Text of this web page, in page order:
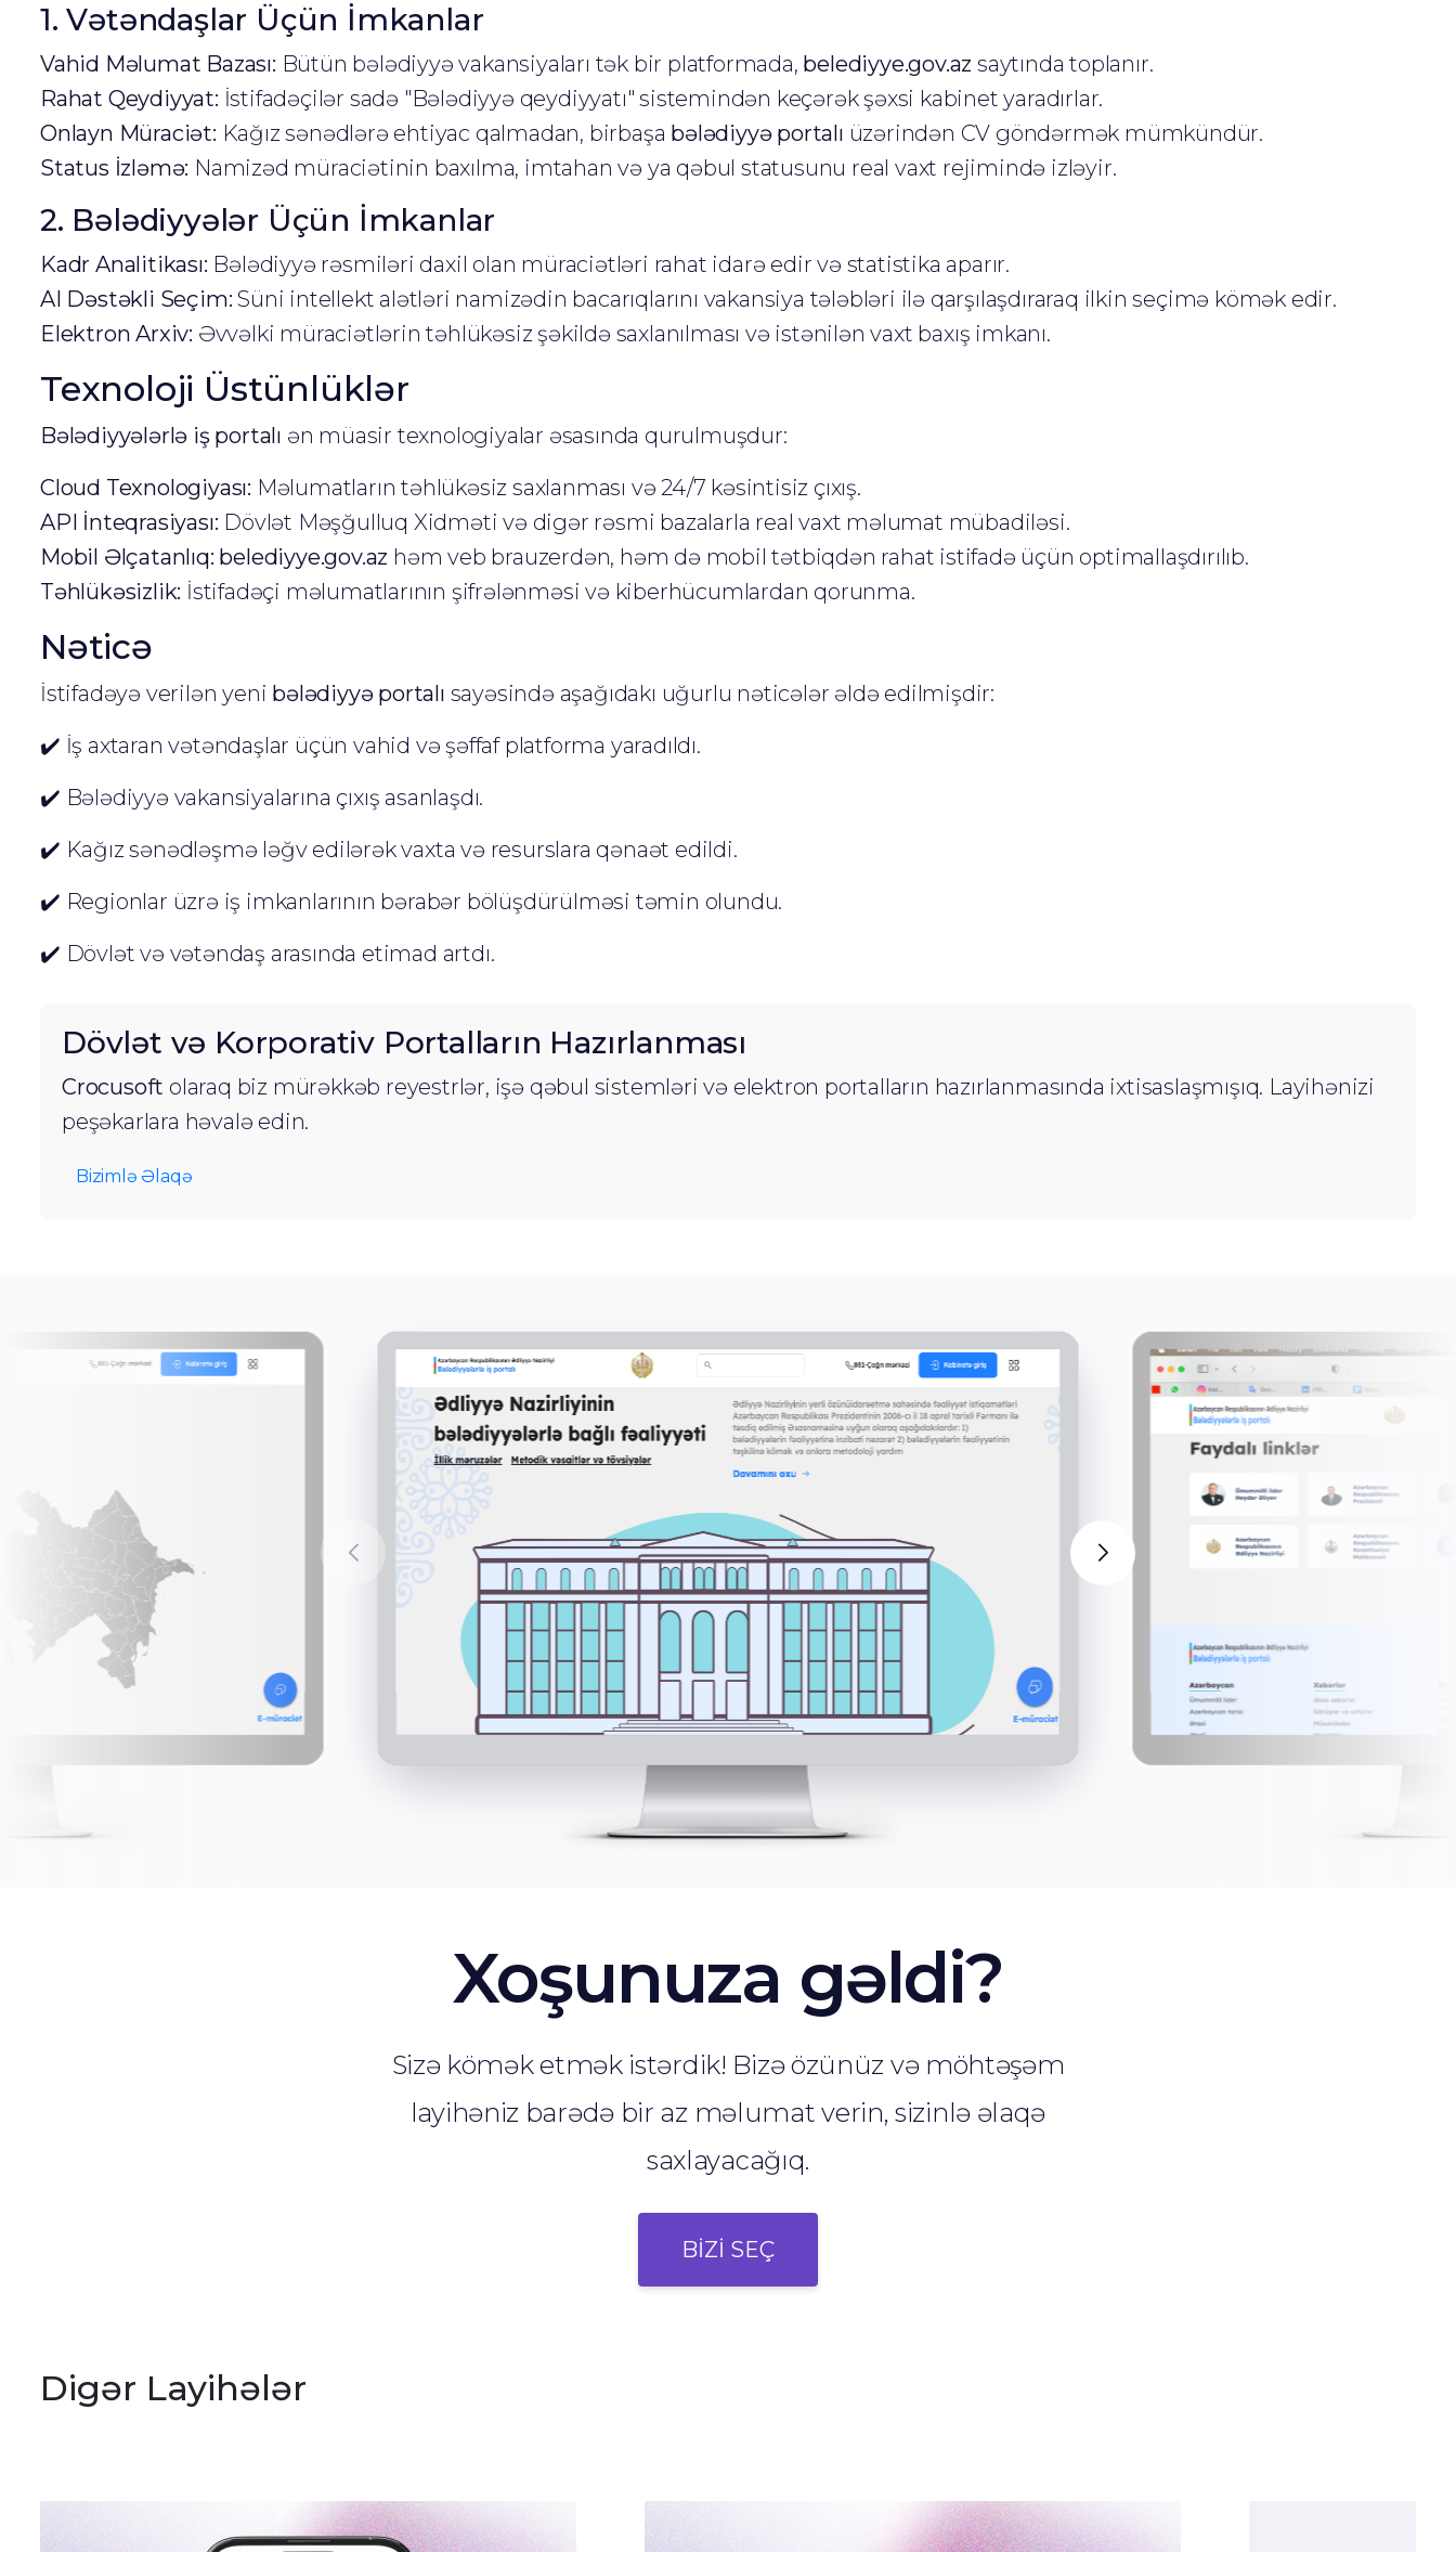
1. Vətəndaşlar Üçün İmkanlar
Vahid Məlumat Bazası: Bütün bələdiyyə vakansiyaları tək bir platformada, belediyye.gov.az saytında toplanır.
Rahat Qeydiyyat: İstifadəçilər sadə "Bələdiyyə qeydiyyatı" sistemindən keçərək şəxsi kabinet yaradırlar.
Onlayn Müraciət: Kağız sənədlərə ehtiyac qalmadan, birbaşa bələdiyyə portalı üzərindən CV göndərmək mümkündür.
Status İzləmə: Namizəd müraciətinin baxılma, imtahan və ya qəbul statusunu real vaxt rejimində izləyir.
2. Bələdiyyələr Üçün İmkanlar
Kadr Analitikası: Bələdiyyə rəsmiləri daxil olan müraciətləri rahat idarə edir və statistika aparır.
AI Dəstəkli Seçim: Süni intellekt alətləri namizədin bacarıqlarını vakansiya tələbləri ilə qarşılaşdıraraq ilkin seçimə kömək edir.
Elektron Arxiv: Əvvəlki müraciətlərin təhlükəsiz şəkildə saxlanılması və istənilən vaxt baxış imkanı.
Texnoloji Üstünlüklər
Bələdiyyələrlə iş portalı ən müasir texnologiyalar əsasında qurulmuşdur:
Cloud Texnologiyası: Məlumatların təhlükəsiz saxlanması və 24/7 kəsintisiz çıxış.
API İnteqrasiyası: Dövlət Məşğulluq Xidməti və digər rəsmi bazalarla real vaxt məlumat mübadiləsi.
Mobil Əlçatanlıq: belediyye.gov.az həm veb brauzerdən, həm də mobil tətbiqdən rahat istifadə üçün optimallaşdırılıb.
Təhlükəsizlik: İstifadəçi məlumatlarının şifrələnməsi və kiberhücumlardan qorunma.
Nəticə
İstifadəyə verilən yeni bələdiyyə portalı sayəsində aşağıdakı uğurlu nəticələr əldə edilmişdir:
✔️ İş axtaran vətəndaşlar üçün vahid və şəffaf platforma yaradıldı.
✔️ Bələdiyyə vakansiyalarına çıxış asanlaşdı.
✔️ Kağız sənədləşmə ləğv edilərək vaxta və resurslara qənaət edildi.
✔️ Regionlar üzrə iş imkanlarının bərabər bölüşdürülməsi təmin olundu.
✔️ Dövlət və vətəndaş arasında etimad artdı.
Dövlət və Korporativ Portalların Hazırlanması
Crocusoft olaraq biz mürəkkəb reyestrlər, işə qəbul sistemləri və elektron portalların hazırlanmasında ixtisaslaşmışıq. Layihənizi
peşəkarlara həvalə edin.
Bizimlə Əlaqə
Xoşunuza gəldi?
Sizə kömək etmək istərdik! Bizə özünüz və möhtəşəm
layihəniz barədə bir az məlumat verin, sizinlə əlaqə
saxlayacağıq.
BİZİ SEÇ
Digər Layihələr